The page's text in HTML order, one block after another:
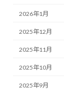
2026年1月
2025年12月
2025年11月
2025年10月
2025年9月